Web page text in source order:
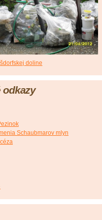
doline
odkazy
Schaubmarov mlyn